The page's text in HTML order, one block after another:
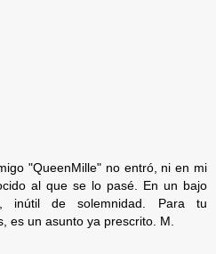
"QueenMille" no entró, ni en mi
al que se lo pasé. En un bajo
inútil de solemnidad. Para tu
es un asunto ya prescrito. M.